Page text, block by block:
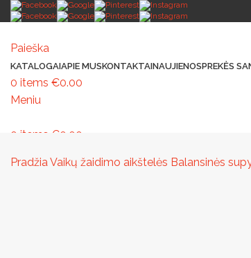
Paieška
KATALOGAIAPIE MUSKONTAKTAINAUJIENOSPREKĖS
0 items €0.00
Meniu
0 items €0.00
PradžiaVaikų žaidimo aikštelės Balansinės